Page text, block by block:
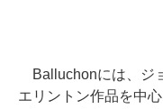
Balluchonには、ジ
エリントン作品を中